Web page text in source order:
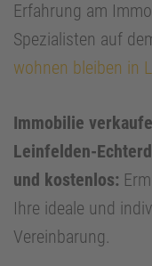
Erfahrung am
Spezialisten auf
wohnen bleiben in
Immobilie
Leinfelden-
und kostenlos:
Ihre ideale und
Vereinbarung.